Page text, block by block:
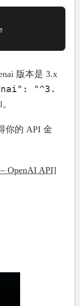
版本是 3.x
"^3.
你的 API 金
OpenAI API]